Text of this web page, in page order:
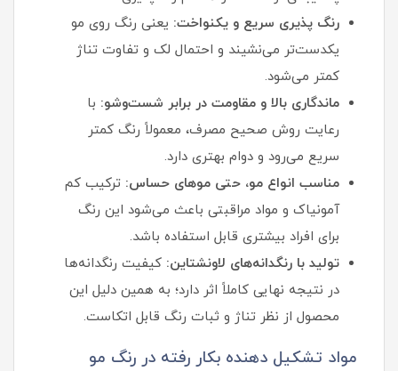
رنگ‌ پذیری سریع و یکنواخت: یعنی رنگ روی مو
یکدست‌تر می‌نشیند و احتمال لک و تفاوت تناژ
کمتر می‌شود.
ماندگاری بالا و مقاومت در برابر شست‌وشو: با
رعایت روش صحیح مصرف، معمولاً رنگ کمتر
سریع می‌رود و دوام بهتری دارد.
مناسب انواع مو، حتی موهای حساس: ترکیب کم‌
آمونیاک و مواد مراقبتی باعث می‌شود این رنگ
برای افراد بیشتری قابل استفاده باشد.
تولید با رنگدانه‌های لاونشتاین: کیفیت رنگدانه‌ها
در نتیجه نهایی کاملاً اثر دارد؛ به همین دلیل این
محصول از نظر تناژ و ثبات رنگ قابل اتکاست.
مواد تشکیل دهنده بکار رفته در رنگ مو